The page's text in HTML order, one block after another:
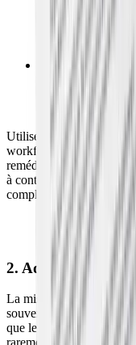
alertez les
aide à désactiver
anormaux ;
exemple, rétablit
rendent publics.
Utilisez également des
workflows automatisés
remédiation. Ainsi, des
à contenir et à résoudre
complexe.
réduire et contenir
2. Adopter une
La mise en œuvre de
souvent d'empiler des
que le tout fonctionne